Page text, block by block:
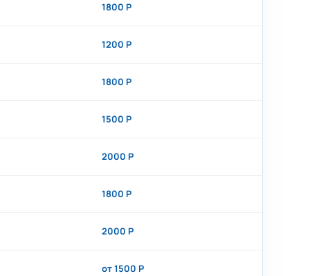
1800 Р
1200 Р
1800 Р
1500 Р
2000 Р
1800 Р
2000 Р
от 1500 Р